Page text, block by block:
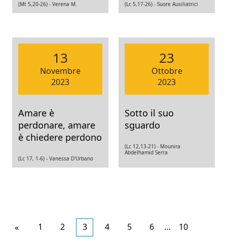
(Mt 5,20-26) - Verena M. (Lc 5,17-26) - Suore Ausiliatrici
13
Novembre
2023
Amare è
perdonare, amare
è chiedere perdono
(Lc 17, 1-6) - Vanessa D'Urbano
23
Ottobre
2023
Sotto il suo
sguardo
(Lc 12,13-21) - Mounira
Abdelhamid Serra
«Articoli
1 2 3 4 5 6 … 10